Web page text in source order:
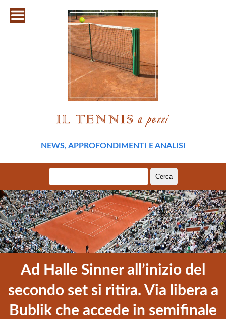
NEWS, APPROFONDIMENTI E ANALISI
per:
Ad Halle Sinner all’inizio del
secondo set si ritira. Via libera a
Bublik che accede in semifinale